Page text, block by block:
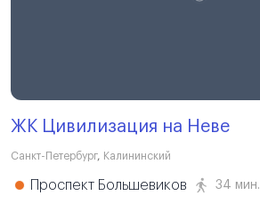
ЖК Цивилизация на Неве
Санкт-Петербург, Калининский
Проспект Большевиков 34 мин.